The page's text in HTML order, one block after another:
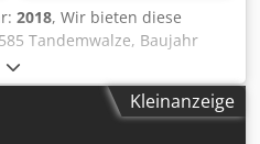
2018, Wir bieten diese
Tandemwalze, Baujahr
Typ: ARR 1585
1 395 kg
Nennleistung: 13,2 kW
haben oder mehr
Kleinanzeige